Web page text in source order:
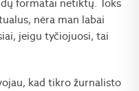
formatai netiktų. Toks
nėra man labai
jeigu tyčiojuosi, tai
kad tikro žurnalisto